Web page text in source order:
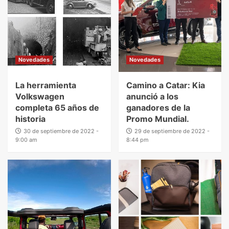
Novedades
La herramienta
Volkswagen
completa 65 años de
historia
30 de septiembre de 2022 -
9:00 am
Novedades
Camino a Catar: Kia
anunció a los
ganadores de la
Promo Mundial.
29 de septiembre de 2022 -
8:44 pm